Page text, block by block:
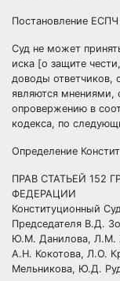
Постановление ЕСПЧ
Суд не может
иска [о защите
доводы ответчиков,
являются
опровержению в
кодекса, по
Определение
ПРАВ СТАТЬЕЙ 152
ФЕДЕРАЦИИ
Конституционный
Председателя В.Д.
Ю.М. Данилова, Л.М.
А.Н. Кокотова, Л.О.
Мельникова, Ю.Д.